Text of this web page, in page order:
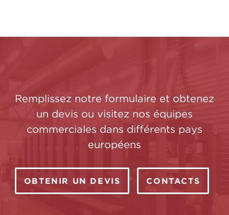
Remplissez notre formulaire et obtenez
un devis ou visitez nos équipes
commerciales dans différents pays
européens
OBTENIR UN DEVIS CONTACTS